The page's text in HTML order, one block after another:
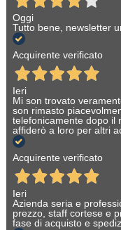
Oggi
Tutto bene, newsletter
Acquirente verificato
Ieri
Mi son trovato
son rimasto
telefonicamente dopo il
affiderò a loro per altri
Acquirente verificato
Ieri
Azienda seria e
prezzo, staff cortese e
fase di acquisto e